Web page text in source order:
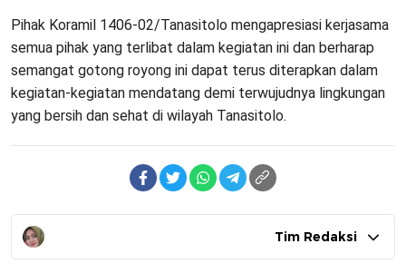
Pihak Koramil 1406-02/Tanasitolo mengapresiasi kerjasama
semua pihak yang terlibat dalam kegiatan ini dan berharap
semangat gotong royong ini dapat terus diterapkan dalam
kegiatan-kegiatan mendatang demi terwujudnya lingkungan
yang bersih dan sehat di wilayah Tanasitolo.
Tim Redaksi